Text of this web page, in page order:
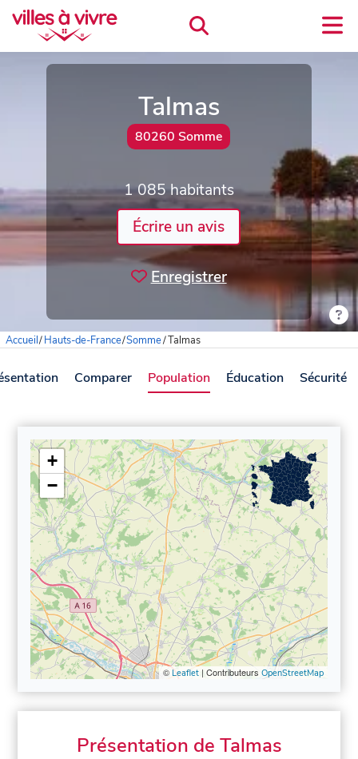
Talmas
80260 Somme
1 085 habitants
Écrire un avis
Enregistrer
Accueil/Hauts-de-France/Somme/Talmas
Comparer Population Éducation Sécurité
+
−
© Leaflet| Contributeurs OpenStreetMap
Présentation de Talmas